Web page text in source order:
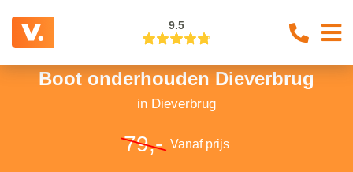
9.5
Boot onderhouden Dieverbrug
in Dieverbrug
79,- Vanaf prijs